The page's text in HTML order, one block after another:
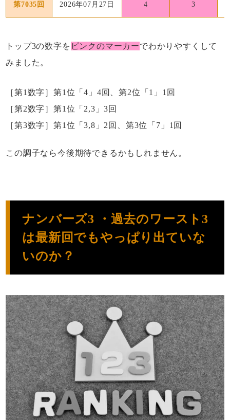
第7035回 2026年07月27日 4 3
トップ3の数字を ピンクのマーカーでわかりやすくして
みました。
［第1数字］第1位「4」4回、第2位「1」1回
［第2数字］第1位「2,3」3回
［第3数字］第1位「3,8」2回、第3位「7」1回
この調子なら今後期待できるかもしれません。
ナンバーズ3 ・過去のワースト3
は最新回でもやっぱり出ていな
いのか？